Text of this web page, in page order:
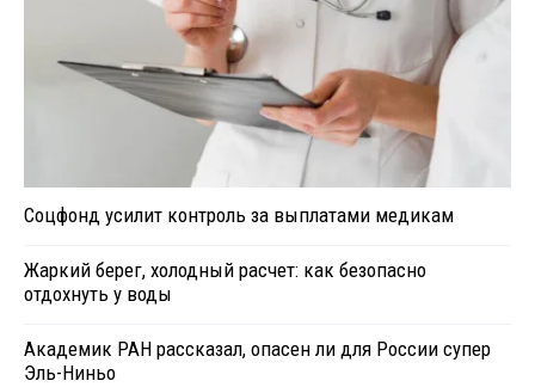
Соцфонд усилит контроль за выплатами медикам
Жаркий берег, холодный расчет: как безопасно
отдохнуть у воды
Академик РАН рассказал, опасен ли для России супер
Эль-Ниньо